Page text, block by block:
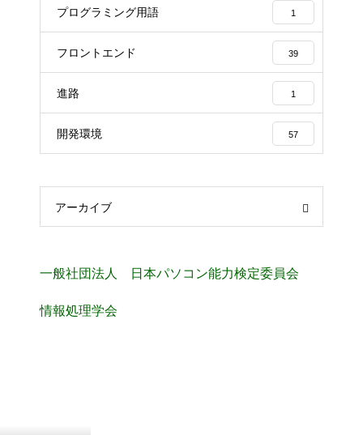
プログラミング用語 1
フロントエンド 39
進路 1
開発環境 57
アーカイブ
一般社団法人 日本パソコン能力検定委員会
情報処理学会